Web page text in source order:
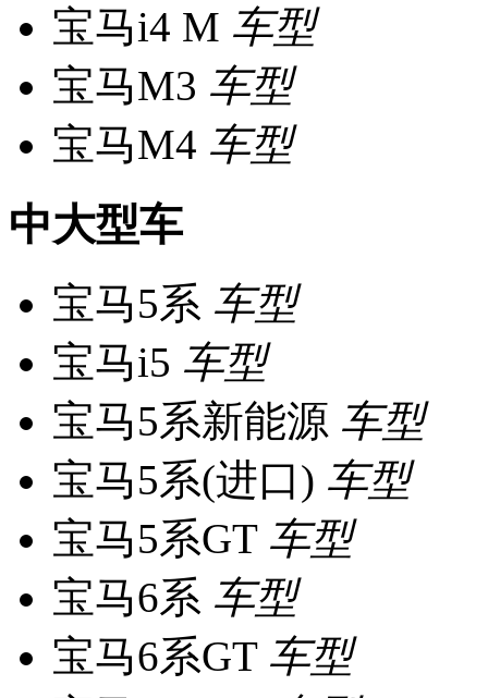
宝马i4 M 车型
宝马M3 车型
宝马M4 车型
中大型车
宝马5系 车型
宝马i5 车型
宝马5系新能源 车型
宝马5系(进口) 车型
宝马5系GT 车型
宝马6系 车型
宝马6系GT 车型